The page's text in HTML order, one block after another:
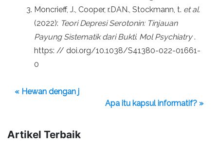
Moncrieff, J., Cooper, r.DAN., Stockmann, t. et al.
(2022): Teori Depresi Serotonin: Tinjauan
Payung Sistematik dari Bukti. Mol Psychiatry.
https: // doi.org/10.1038/S41380-022-01661-
0
« Hewan dengan j
Apa itu kapsul informatif? »
Artikel Terbaik